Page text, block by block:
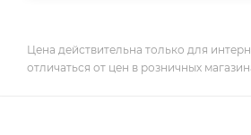
Цена действительна только для
отличаться от цен в розничных